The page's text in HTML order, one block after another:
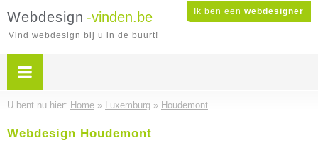
Ik ben een webdesigner
Webdesign -vinden.be
Vind webdesign bij u in de buurt!
U bent nu hier: Home » Luxemburg » Houdemont
Webdesign Houdemont